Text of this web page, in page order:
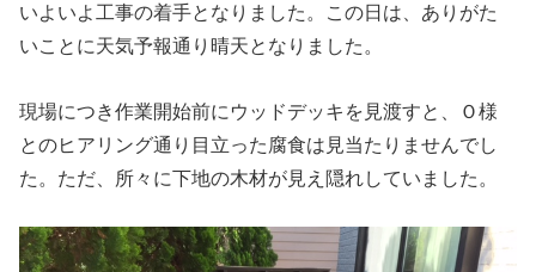
いよいよ工事の着手となりました。この日は、ありがた
いことに天気予報通り晴天となりました。
現場につき作業開始前にウッドデッキを見渡すと、Ｏ様
とのヒアリング通り目立った腐食は見当たりませんでし
た。ただ、所々に下地の木材が見え隠れしていました。